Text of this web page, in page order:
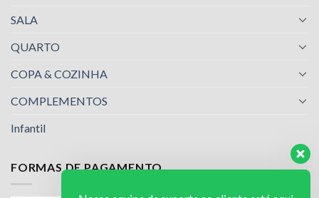
SALA
QUARTO
COPA & COZINHA
COMPLEMENTOS
Infantil
FORMAS DE PAGAMENTO